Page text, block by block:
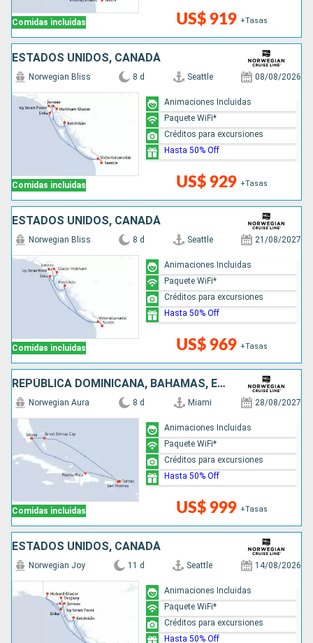
Comidas incluidas US$ 919 +Tasas
ESTADOS UNIDOS, CANADÁ
Comidas incluidas
Norwegian Bliss 8 d Seattle 08/08/2026
US$ 929 +Tasas
Animaciones Incluidas
Paquete WiFi*
Créditos para excursiones
Hasta 50% Off
ESTADOS UNIDOS, CANADÁ
Comidas incluidas
Norwegian Bliss 8 d Seattle 21/08/2027
US$ 969 +Tasas
Animaciones Incluidas
Paquete WiFi*
Créditos para excursiones
Hasta 50% Off
REPÚBLICA DOMINICANA, BAHAMAS, ESTADOS UNIDOS
Comidas incluidas
Norwegian Aura 8 d Miami 28/08/2027
US$ 999 +Tasas
Animaciones Incluidas
Paquete WiFi*
Créditos para excursiones
Hasta 50% Off
ESTADOS UNIDOS, CANADÁ
Norwegian Joy 11 d Seattle 14/08/2026
Animaciones Incluidas
Paquete WiFi*
Créditos para excursiones
Hasta 50% Off